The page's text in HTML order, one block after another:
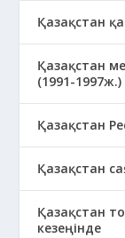
Қазақстан
Қазақстан
(1991-1997ж.)
Қазақстан
Қазақстан
Қазақстан
кезеңінде